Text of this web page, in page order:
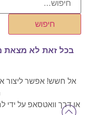
חיפוש
בכל זאת לא מצאת
אל חשש! אפשר ליצור
או דרך וואטסאפ על ידי